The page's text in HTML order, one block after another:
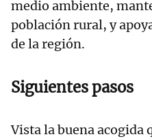
medio ambiente,
población rural, y
de la región.
Siguientes pasos
Vista la buena acogida